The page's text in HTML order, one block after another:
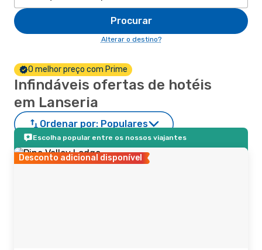
Procurar
Alterar o destino?
O melhor preço com Prime
Infindáveis ofertas de hotéis
em Lanseria
Ordenar por: Populares
Escolha popular entre os nossos viajantes
Desconto adicional disponível